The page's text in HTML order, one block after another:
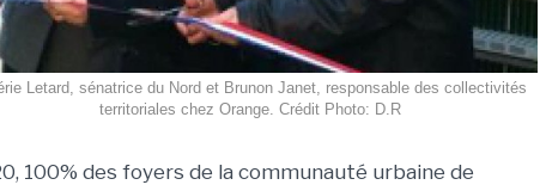
Letard, sénatrice du Nord et Brunon Janet, responsable des collectivités
territoriales chez Orange. Crédit Photo: D.R
100% des foyers de la communauté urbaine de